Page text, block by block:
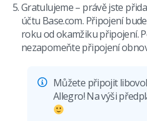
Gratulujeme – právě jste
účtu Base.com. Připojení
roku od okamžiku připojení.
nezapomeňte připojení
Můžete připojit
Allegro! Na výši